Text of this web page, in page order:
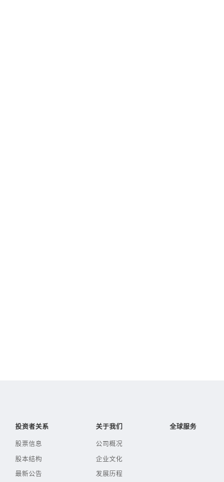
投资者关系
股票信息
股本结构
最新公告
关于我们
公司概况
企业文化
发展历程
全球服务